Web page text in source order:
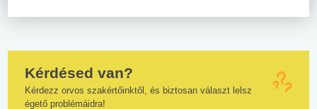
Kérdésed van?
Kérdezz orvos szakértőinktől, és biztosan választ lelsz
égető problémáidra!